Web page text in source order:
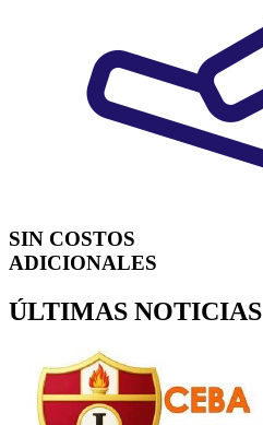
SIN COSTOS
ADICIONALES
ÚLTIMAS NOTICIAS